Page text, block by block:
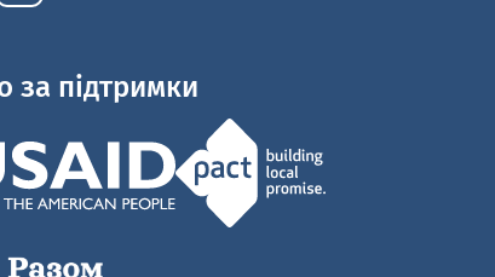
за підтримки